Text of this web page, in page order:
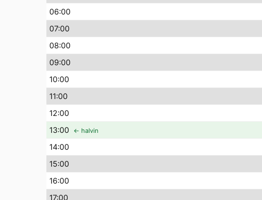
06:00
07:00
08:00
09:00
10:00
11:00
12:00
13:00 ← halvin
14:00
15:00
16:00
17:00